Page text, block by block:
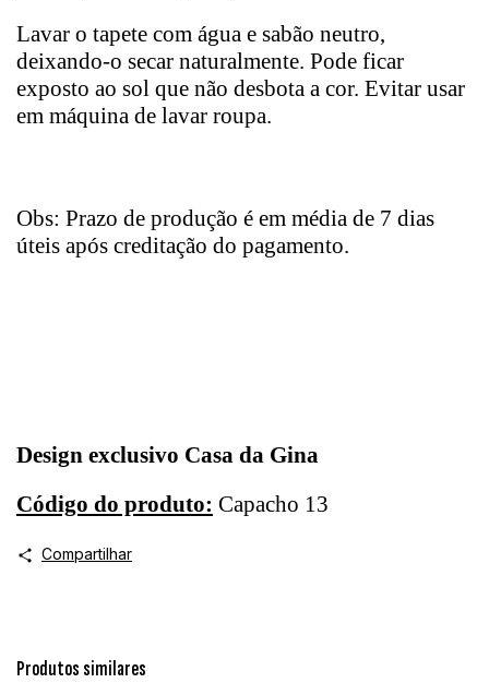
Lavar o tapete com água e sabão neutro,
deixando-o secar naturalmente. Pode ficar
exposto ao sol que não desbota a cor. Evitar usar
em máquina de lavar roupa.
Obs: Prazo de produção é em média de 7 dias
úteis após creditação do pagamento.
Design exclusivo Casa da Gina
Código do produto: Capacho 13
Compartilhar
Produtos similares